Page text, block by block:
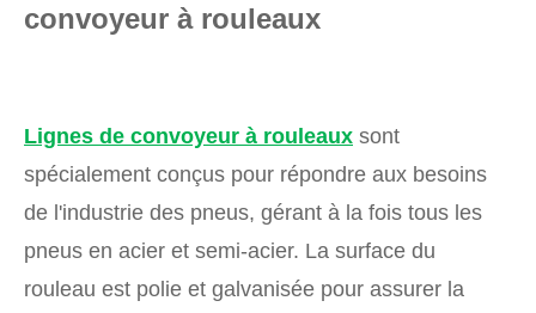
convoyeur à rouleaux
Lignes de convoyeur à rouleaux sont
spécialement conçus pour répondre aux besoins
de l'industrie des pneus, gérant à la fois tous les
pneus en acier et semi-acier. La surface du
rouleau est polie et galvanisée pour assurer la